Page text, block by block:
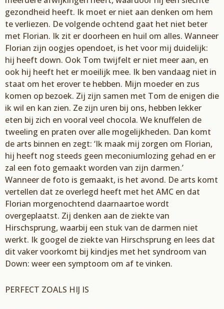
gezondheid heeft. Ik moet er niet aan denken om hem
te verliezen. De volgende ochtend gaat het niet beter
met Florian. Ik zit er doorheen en huil om alles. Wanneer
Florian zijn oogjes opendoet, is het voor mij duidelijk:
hij heeft down. Ook Tom twijfelt er niet meer aan, en
ook hij heeft het er moeilijk mee. Ik ben vandaag niet in
staat om het erover te hebben. Mijn moeder en zus
komen op bezoek. Zij zijn samen met Tom de enigen die
ik wil en kan zien. Ze zijn uren bij ons, hebben lekker
eten bij zich en vooral veel chocola. We knuffelen de
tweeling en praten over alle mogelijkheden. Dan komt
de arts binnen en zegt: ‘Ik maak mij zorgen om Florian,
hij heeft nog steeds geen meconiumlozing gehad en er
zal een foto gemaakt worden van zijn darmen.’
Wanneer de foto is gemaakt, is het avond. De arts komt
vertellen dat ze overlegd heeft met het AMC en dat
Florian morgenochtend daarnaartoe wordt
overgeplaatst. Zij denken aan de ziekte van
Hirschsprung, waarbij een stuk van de darmen niet
werkt. Ik googel de ziekte van Hirschsprung en lees dat
dit vaker voorkomt bij kindjes met het syndroom van
Down: weer een symptoom om af te vinken.
PERFECT ZOALS HIJ IS